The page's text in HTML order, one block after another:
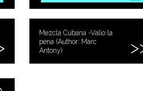
Mezcla Cubana -Valio la
pena (Author: Marc
Antony)